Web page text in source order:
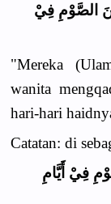
الصَّوْمِ فِيْ
"Mereka
wanita
hari-hari
Catatan: di
فِيْ أَيَّامِ